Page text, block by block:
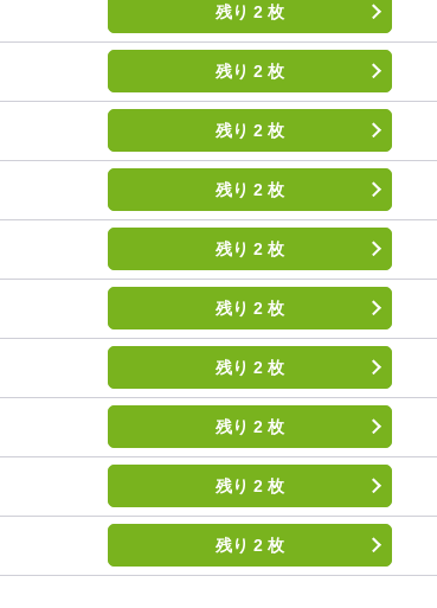
残り 2 枚
残り 2 枚
残り 2 枚
残り 2 枚
残り 2 枚
残り 2 枚
残り 2 枚
残り 2 枚
残り 2 枚
残り 2 枚